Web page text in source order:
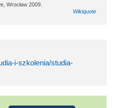
Wrocław 2009.
Wikiquote
i-szkolenia/studia-